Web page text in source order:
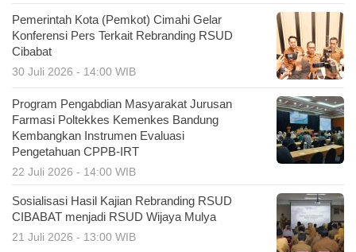
Pemerintah Kota (Pemkot) Cimahi Gelar
Konferensi Pers Terkait Rebranding RSUD
Cibabat
30 Juli 2026 - 14:00 WIB
Program Pengabdian Masyarakat Jurusan
Farmasi Poltekkes Kemenkes Bandung
Kembangkan Instrumen Evaluasi
Pengetahuan CPPB-IRT
22 Juli 2026 - 14:00 WIB
Sosialisasi Hasil Kajian Rebranding RSUD
CIBABAT menjadi RSUD Wijaya Mulya
21 Juli 2026 - 13:00 WIB